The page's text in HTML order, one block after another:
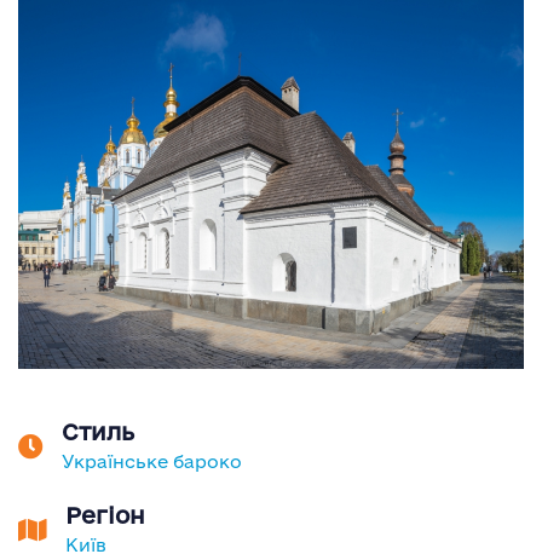
Стиль
Українське бароко
Регіон
Київ